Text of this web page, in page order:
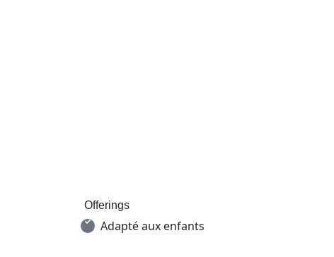
Offerings
Adapté aux enfants